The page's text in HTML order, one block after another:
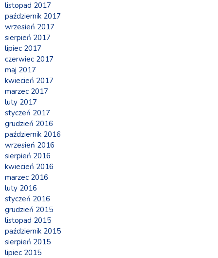
listopad 2017
październik 2017
wrzesień 2017
sierpień 2017
lipiec 2017
czerwiec 2017
maj 2017
kwiecień 2017
marzec 2017
luty 2017
styczeń 2017
grudzień 2016
październik 2016
wrzesień 2016
sierpień 2016
kwiecień 2016
marzec 2016
luty 2016
styczeń 2016
grudzień 2015
listopad 2015
październik 2015
sierpień 2015
lipiec 2015